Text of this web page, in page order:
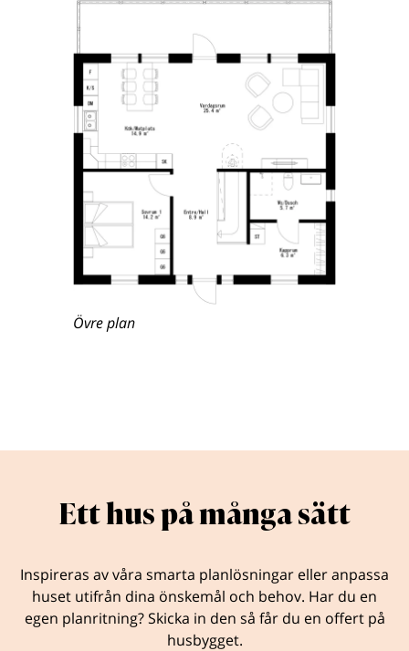
Övre plan
Ett hus på många sätt
Inspireras av våra smarta planlösningar eller anpassa
huset utifrån dina önskemål och behov. Har du en
egen planritning? Skicka in den så får du en offert på
husbygget.